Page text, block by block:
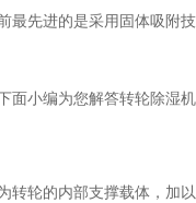
前最先进的是采用固体吸附
面小编为您解答转轮除湿机
的内部支撑载体，加